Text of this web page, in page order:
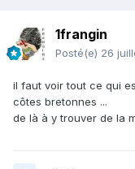
1frangin
Posté(e) 26
il faut voir tout ce qui
côtes bretonnes ...
de là à y trouver de la